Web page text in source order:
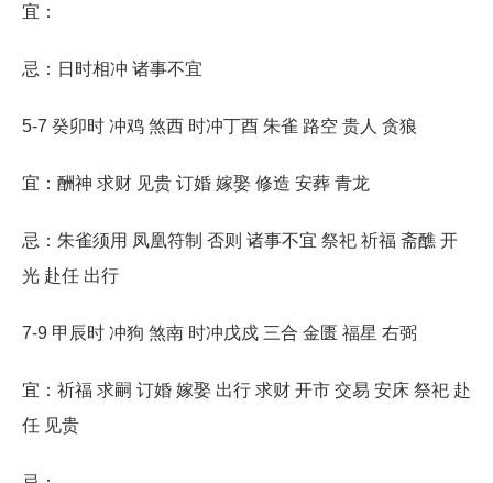
宜：
忌：日时相冲 诸事不宜
5-7 癸卯时 冲鸡 煞西 时冲丁酉 朱雀 路空 贵人 贪狼
宜：酬神 求财 见贵 订婚 嫁娶 修造 安葬 青龙
忌：朱雀须用 凤凰符制 否则 诸事不宜 祭祀 祈福 斋醮 开
光 赴任 出行
7-9 甲辰时 冲狗 煞南 时冲戊戍 三合 金匮 福星 右弼
宜：祈福 求嗣 订婚 嫁娶 出行 求财 开市 交易 安床 祭祀 赴
任 见贵